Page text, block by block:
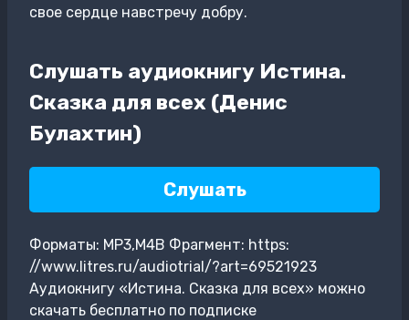
свое сердце навстречу добру.
Слушать аудиокнигу Истина.
Сказка для всех (Денис
Булахтин)
Слушать
Форматы: MP3,M4B Фрагмент: https:
//www.litres.ru/audiotrial/?art=69521923
Аудиокнигу «Истина. Сказка для всех» можно
скачать бесплатно по подписке